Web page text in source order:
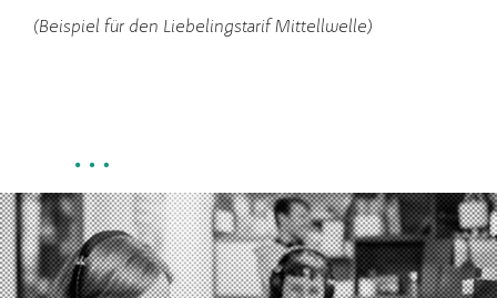
(Beispiel für den Liebelingstarif Mittellwelle)